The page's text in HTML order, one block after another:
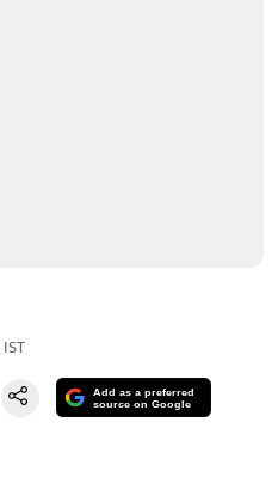
IST
Add as a preferred
source on Google